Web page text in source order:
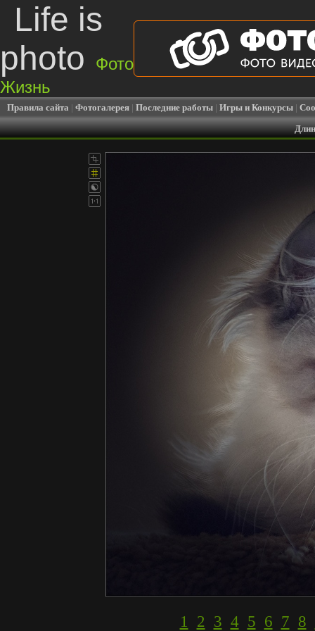
Life is
photo
Фото
Жизнь
Правила сайта | Фотогалерея | Последние работы | Игры и Конкурсы |
1 2 3 4 5 6 7 8